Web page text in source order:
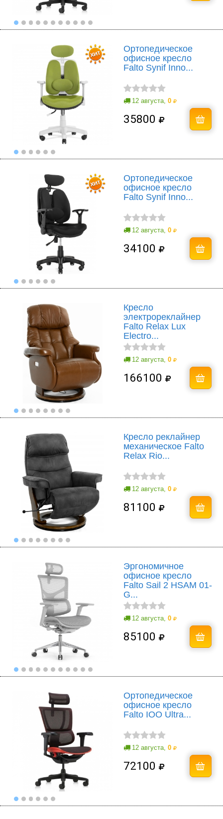
Ортопедическое
офисное кресло
Falto Synif Inno...
12 августа, 0
35800
Ортопедическое
офисное кресло
Falto Synif Inno...
12 августа, 0
34100
Кресло
электрореклайнер
Falto Relax Lux
Electro...
12 августа, 0
166100
Кресло реклайнер
механическое Falto
Relax Rio...
12 августа, 0
81100
Эргономичное
офисное кресло
Falto Sail 2 HSAM 01-
G...
12 августа, 0
85100
Ортопедическое
офисное кресло
Falto IOO Ultra...
12 августа, 0
72100